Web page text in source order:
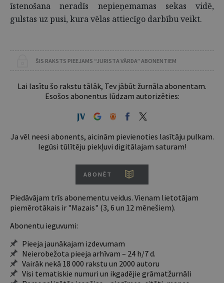
īstenošana neradīs nepieņemamas sekas vidē,
gulstas uz pusi, kura vēlas attiecīgo darbību veikt.
ŠIS RAKSTS PIEEJAMS “JURISTA VĀRDA” ABONENTIEM
Lai lasītu šo rakstu tālāk, Tev jābūt žurnāla abonentam.
Esošos abonentus lūdzam autorizēties:
Ja vēl neesi abonents, aicinām pievienoties lasītāju pulkam.
Iegūsi tūlītēju piekļuvi digitālajam saturam!
ABONĒT
Piedāvājam trīs abonementu veidus. Vienam lietotājam
piemērotākais ir "Mazais" (3, 6 un 12 mēnešiem).
Abonentu ieguvumi:
Pieeja jaunākajam izdevumam
Neierobežota pieeja arhīvam – 24 h/7 d.
Vairāk nekā 18 000 rakstu un 2000 autoru
Visi tematiskie numuri un ikgadējie grāmatžurnāli